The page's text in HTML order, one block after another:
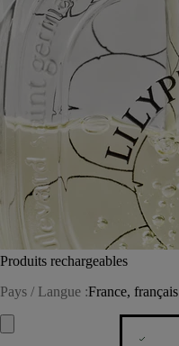
Produits rechargeables
Pays / Langue :France, français